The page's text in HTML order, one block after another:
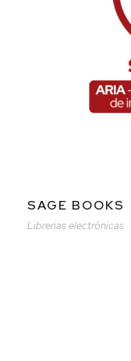
SAGE BOOKS
Librerias electrónicas